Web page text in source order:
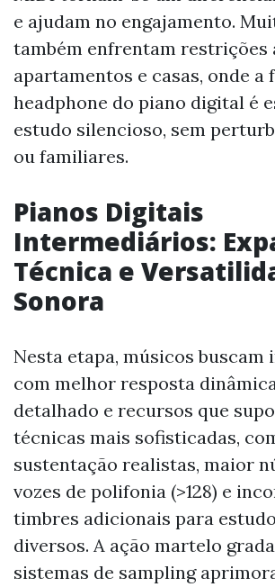
e ajudam no engajamento.
também enfrentam restrições
apartamentos e casas, onde a
headphone do piano digital é
estudo silencioso, sem
ou familiares.
Pianos Digitais
Intermediários:
Técnica e
Sonora
Nesta etapa, músicos buscam
com melhor resposta
detalhado e recursos que
técnicas mais sofisticadas,
sustentação realistas, maior
vozes de polifonia (>128) e
timbres adicionais para
diversos. A ação martelo
sistemas de sampling